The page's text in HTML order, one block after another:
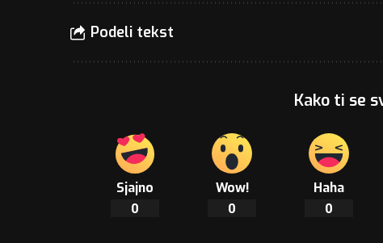
Podeli tekst
Kako ti se
Sjajno
0
Wow!
0
Haha
0